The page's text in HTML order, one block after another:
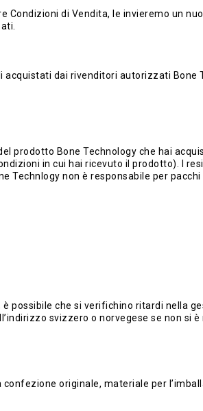
di Vendita, le invieremo un
dai rivenditori autorizzati Bone
prodotto Bone Technology che hai
in cui hai ricevuto il prodotto). I
Technlogy non è responsabile per
possibile che si verifichino ritardi nella
svizzero o norvegese se non si
originale, materiale per